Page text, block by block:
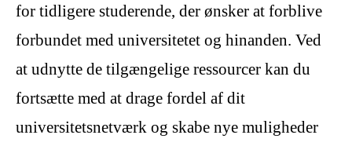
for tidligere studerende, der ønsker at forblive
forbundet med universitetet og hinanden. Ved
at udnytte de tilgængelige ressourcer kan du
fortsætte med at drage fordel af dit
universitetsnetværk og skabe nye muligheder